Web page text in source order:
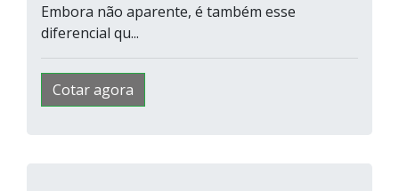
Embora não aparente, é também esse
diferencial qu...
Cotar agora